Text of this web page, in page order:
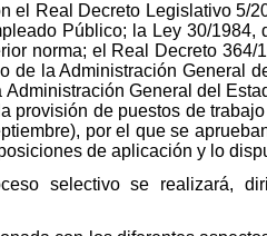
Real Decreto Legislativo 5/
Público; la Ley 30/1984,
norma; el Real Decreto 364/
la Administración General
General del
de puestos de
por el que se
de aplicación y lo
selectivo se realizará,